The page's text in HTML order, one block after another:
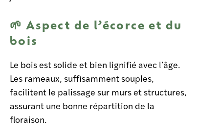
🌱 Aspect de l’écorce et du
bois
Le bois est solide et bien lignifié avec l’âge.
Les rameaux, suffisamment souples,
facilitent le palissage sur murs et structures,
assurant une bonne répartition de la
floraison.